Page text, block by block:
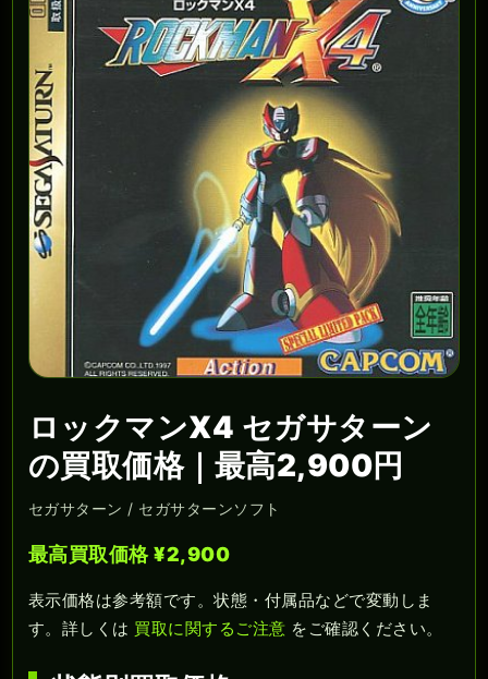
ロックマンX4 セガサターン
の買取価格｜最高2,900円
セガサターン / セガサターンソフト
最高買取価格 ¥2,900
表示価格は参考額です。状態・付属品などで変動しま
す。詳しくは 買取に関するご注意 をご確認ください。